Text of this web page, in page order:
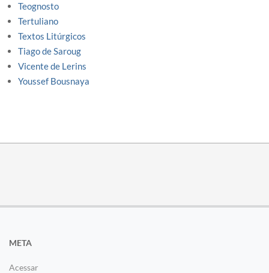
Teognosto
Tertuliano
Textos Litúrgicos
Tiago de Saroug
Vicente de Lerins
Youssef Bousnaya
META
Acessar